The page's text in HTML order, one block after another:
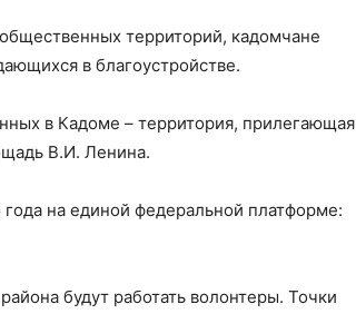
территорий, кадомчане
в благоустройстве.
в Кадоме – территория, прилегающая
В.И. Ленина.
на единой федеральной платформе:
будут работать волонтеры. Точки